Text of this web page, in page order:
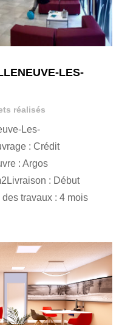
LES-
réalisés
Les-
: Crédit
: Argos
: Début
travaux : 4 mois